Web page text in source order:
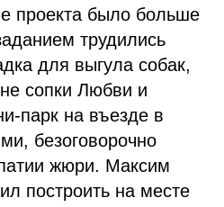
проекта было больше
трудились
для выгула собак,
сопки Любви и
парк на въезде в
безоговорочно
жюри. Максим
построить на месте